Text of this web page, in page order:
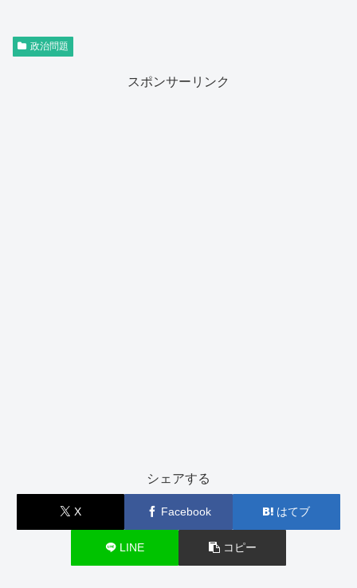
政治問題
スポンサーリンク
シェアする
X Facebook はてブ
LINE コピー